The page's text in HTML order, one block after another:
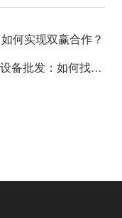
何实现双赢合作？
山西计算机软硬件辅助设备批发：如何找到最可靠的供应商？